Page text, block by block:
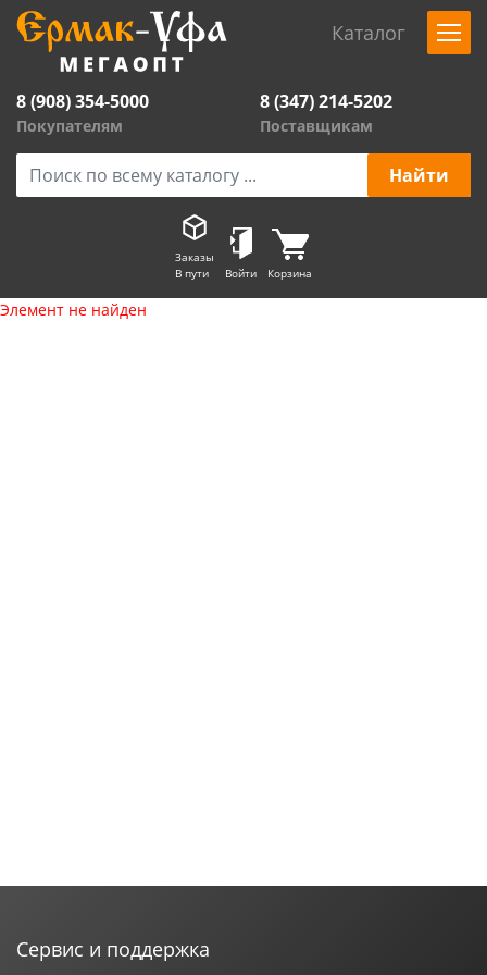
Каталог
8 (908) 354-5000
Покупателям
8 (347) 214-5202
Поставщикам
Заказы
В пути
Войти Корзина
Элемент не найден
Сервис и поддержка